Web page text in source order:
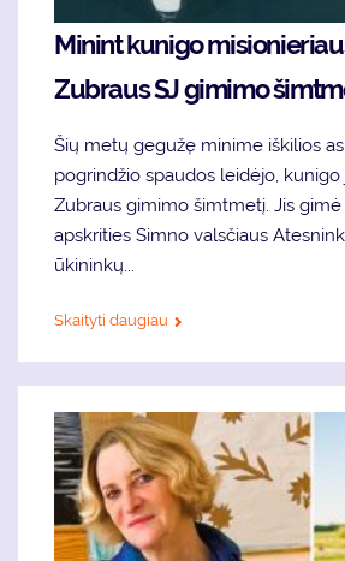
Minint kunigo
Zubraus SJ gimimo
Šių metų gegužę minime iškilios
pogrindžio spaudos leidėjo,
Zubraus gimimo šimtmetį. Jis gimė
apskrities Simno valsčiaus
ūkininkų...
Skaityti daugiau